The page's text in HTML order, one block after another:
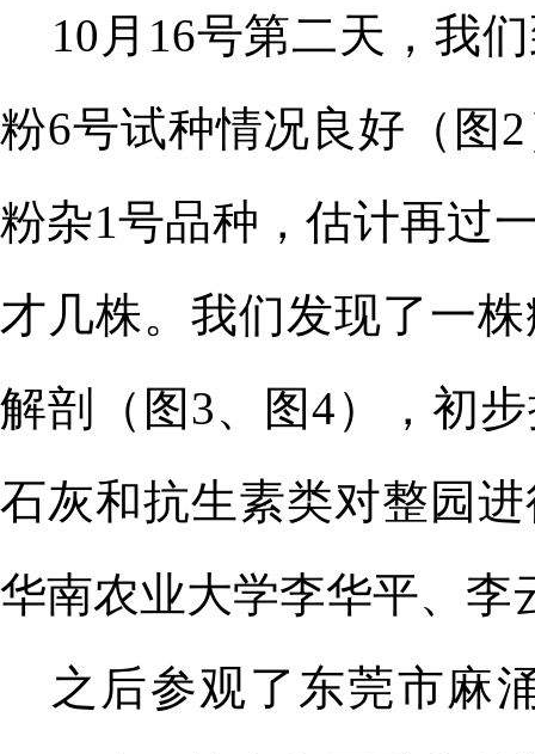
10月16号第二天，我
粉6号试种情况良好（图2
粉杂1号品种，估计再过
才几株。我们发现了一
解剖
（图3、图4），初
石灰和抗生素类对整园
华南农业大学李华平、李
之后参观了 东莞市麻